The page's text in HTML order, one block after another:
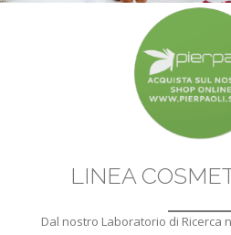
LINEA
Dal nostro Laboratorio di Ricerca